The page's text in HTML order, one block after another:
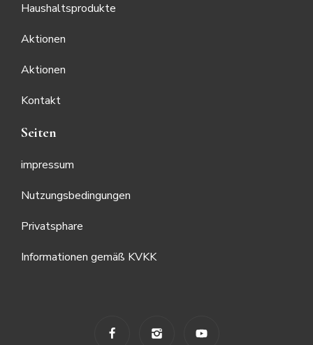
Haushaltsprodukte
Aktionen
Aktionen
Kontakt
Seiten
impressum
Nutzungsbedingungen
Privatsphare
Informationen gemäß KVKK